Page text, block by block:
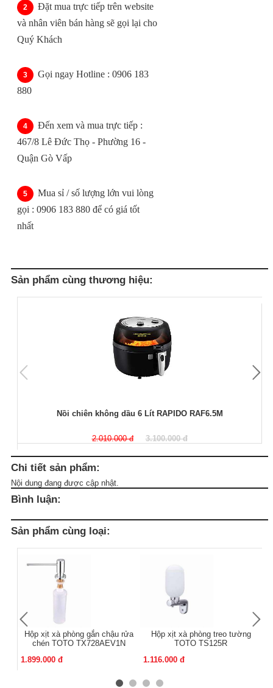
Đặt mua trực tiếp trên website
và nhân viên bán hàng sẽ gọi lại cho
Quý Khách
Gọi ngay Hotline : 0906 183
880
Đến xem và mua trực tiếp :
467/8 Lê Đức Thọ - Phường 16 -
Quận Gò Vấp
Mua sỉ / số lượng lớn vui lòng
gọi : 0906 183 880 để có giá tốt
nhất
Sản phẩm cùng thương hiệu:
Nồi chiên không dầu 6 Lít RAPIDO RAF6.5M
2.010.000 đ 3.100.000 đ
Chi tiết sản phẩm:
Nội dung đang được cập nhật.
Bình luận:
Sản phẩm cùng loại:
Hộp xịt xà phòng gắn chậu rửa
chén TOTO TX728AEV1N
1.899.000 đ
Hộp xịt xà phòng treo tường
TOTO TS125R
1.116.000 đ